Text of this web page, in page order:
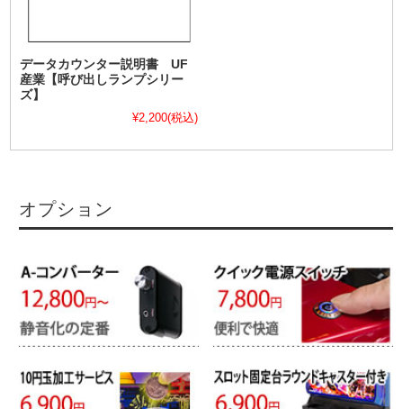
データカウンター説明書 UF
産業【呼び出しランプシリー
ズ】
¥2,200(税込)
オプション